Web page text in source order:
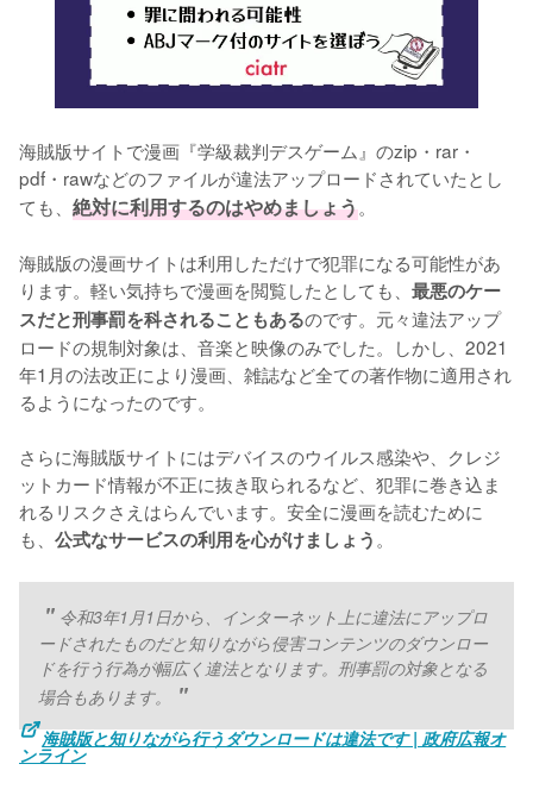
海賊版サイトで漫画『学級裁判デスゲーム』のzip・rar・
pdf・rawなどのファイルが違法アップロードされていたとし
ても、 絶対に利用するのはやめましょう。
海賊版の漫画サイトは利用しただけで犯罪になる可能性があ
ります。軽い気持ちで漫画を閲覧したとしても、 最悪のケー
スだと刑事罰を科されることもあるのです。元々違法アップ
ロードの規制対象は、音楽と映像のみでした。しかし、2021
年1月の法改正により漫画、雑誌など全ての著作物に適用され
るようになったのです。
さらに海賊版サイトにはデバイスのウイルス感染や、クレジ
ットカード情報が不正に抜き取られるなど、犯罪に巻き込ま
れるリスクさえはらんでいます。安全に漫画を読むために
も、 公式なサービスの利用を心がけましょう 。
令和3年1月1日から、インターネット上に違法にアップロ
ードされたものだと知りながら侵害コンテンツのダウンロー
ドを行う行為が幅広く違法となります。刑事罰の対象となる
場合もあります。
海賊版と知りながら行うダウンロードは違法です | 政府広報オ
ンライン